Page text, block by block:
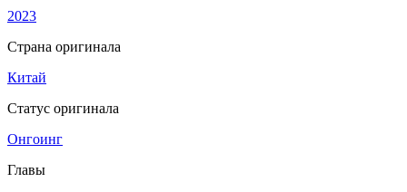
2023
Страна оригинала
Китай
Статус оригинала
Онгоинг
Главы